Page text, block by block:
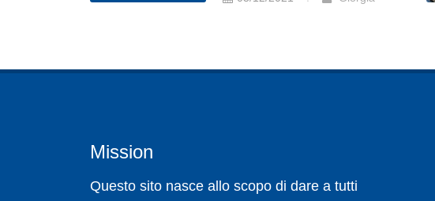
Mission
Questo sito nasce allo scopo di dare a tutti